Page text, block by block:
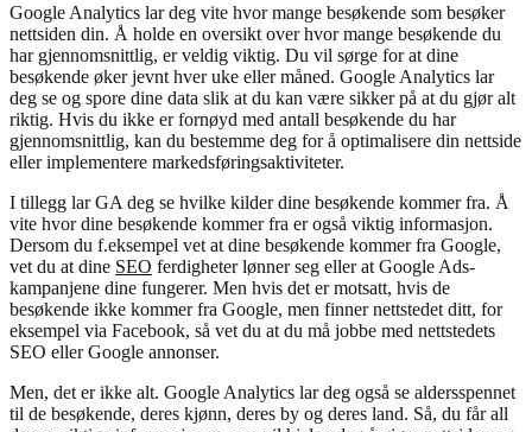
Google Analytics lar deg vite hvor mange besøkende som besøker
nettsiden din. Å holde en oversikt over hvor mange besøkende du
har gjennomsnittlig, er veldig viktig. Du vil sørge for at dine
besøkende øker jevnt hver uke eller måned. Google Analytics lar
deg se og spore dine data slik at du kan være sikker på at du gjør alt
riktig. Hvis du ikke er fornøyd med antall besøkende du har
gjennomsnittlig, kan du bestemme deg for å optimalisere din nettside
eller implementere markedsføringsaktiviteter.
I tillegg lar GA deg se hvilke kilder dine besøkende kommer fra. Å
vite hvor dine besøkende kommer fra er også viktig informasjon.
Dersom du f.eksempel vet at dine besøkende kommer fra Google,
vet du at dine SEO ferdigheter lønner seg eller at Google Ads-
kampanjene dine fungerer. Men hvis det er motsatt, hvis de
besøkende ikke kommer fra Google, men finner nettstedet ditt, for
eksempel via Facebook, så vet du at du må jobbe med nettstedets
SEO eller Google annonser.
Men, det er ikke alt. Google Analytics lar deg også se aldersspennet
til de besøkende, deres kjønn, deres by og deres land. Så, du får all